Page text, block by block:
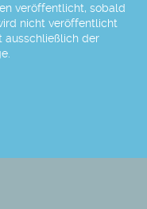
veröffentlicht, sobald
nicht veröffentlicht
ausschließlich der